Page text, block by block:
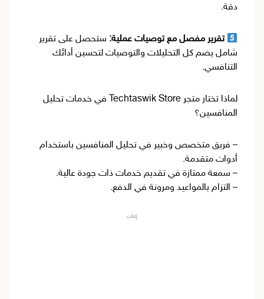
دقة.
تقرير مفصل مع توصيات عملية: ستحصل على تقرير
شامل يضم كل التحليلات والتوصيات لتحسين أدائك
التنافسي.
لماذا تختار متجر Techtaswik Store في خدمات تحليل
المنافسين؟
– فريق متخصص وخبير في تحليل المنافسين باستخدام
أدوات متقدمة.
– سمعة ممتازة في تقديم خدمات ذات جودة عالية.
– التزام بالمواعيد ومرونة في الدفع.
إعلان